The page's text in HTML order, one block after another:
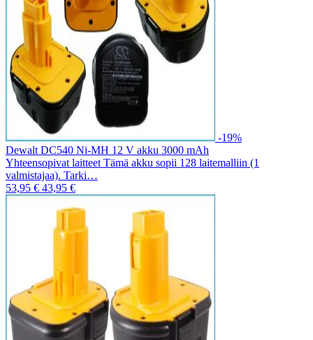
-19%
Dewalt DC540 Ni-MH 12 V akku 3000 mAh
Yhteensopivat laitteet Tämä akku sopii 128 laitemalliin (1
valmistajaa). Tarki…
53,95 € 43,95 €